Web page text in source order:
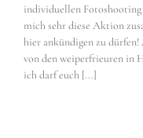
Shop
individuellen
mich sehr diese Aktion
hier ankündigen zu dürfen!
von den weiperfrieuren in
ich darf euch [...]